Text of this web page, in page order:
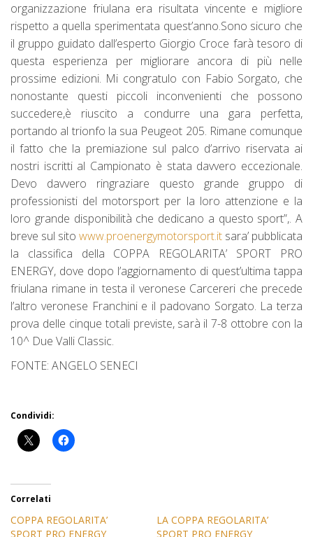
organizzazione friulana era risultata vincente e migliore
rispetto a quella sperimentata quest’anno.Sono sicuro che
il gruppo guidato dall’esperto Giorgio Croce farà tesoro di
questa esperienza per migliorare ancora di più nelle
prossime edizioni. Mi congratulo con Fabio Sorgato, che
nonostante questi piccoli inconvenienti che possono
succedere,è riuscito a condurre una gara perfetta,
portando al trionfo la sua Peugeot 205. Rimane comunque
il fatto che la premiazione sul palco d’arrivo riservata ai
nostri iscritti al Campionato è stata davvero eccezionale.
Devo davvero ringraziare questo grande gruppo di
professionisti del motorsport per la loro attenzione e la
loro grande disponibilità che dedicano a questo sport”,. A
breve sul sito www.proenergymotorsport.it sara’ pubblicata
la classifica della COPPA REGOLARITA’ SPORT PRO
ENERGY, dove dopo l’aggiornamento di quest’ultima tappa
friulana rimane in testa il veronese Carcereri che precede
l’altro veronese Franchini e il padovano Sorgato. La terza
prova delle cinque totali previste, sarà il 7-8 ottobre con la
10^ Due Valli Classic.
FONTE: ANGELO SENECI
Condividi:
Correlati
COPPA REGOLARITA’
SPORT PRO ENERGY
LA COPPA REGOLARITA’
SPORT PRO ENERGY